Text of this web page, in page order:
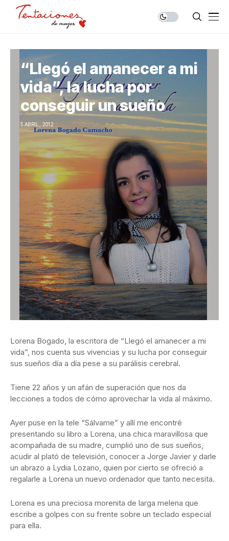
“Llegó el amanecer a mi
vida”, la lucha por
conseguir un sueño
5 ABRIL, 2012
Lorena Bogado, la escritora de “Llegó el amanecer a mi
vida”, nos cuenta sus vivencias y su lucha por conseguir
sus sueños día a día pese a su parálisis cerebral.
Tiene 22 años y un afán de superación que nos da
lecciones a todos de cómo aprovechar la vida al máximo.
Ayer puse en la tele “Sálvame” y allí me encontré
presentando su libro a Lorena, una chica maravillosa que
acompañada de su madre, cumplió uno de sus sueños,
acudir al plató de televisión, conocer a Jorge Javier y darle
un abrazo a Lydia Lozano, quien por cierto se ofreció a
regalarle a Lorena un nuevo ordenador que tanto necesita.
Lorena es una preciosa morenita de larga melena que
escribe a golpes con su frente sobre un teclado especial
para ella.